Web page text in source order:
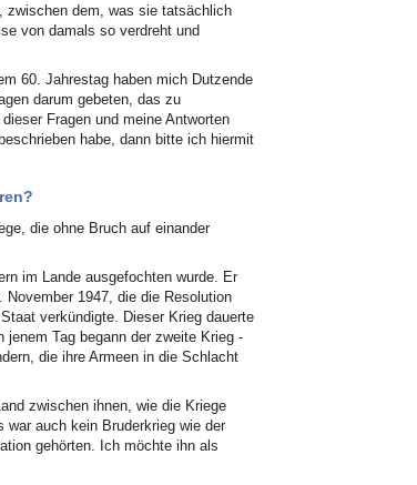
zwischen dem, was sie tatsächlich
von damals so verdreht und
60. Jahrestag haben mich Dutzende
darum gebeten, das zu
Fragen und meine Antworten
habe, dann bitte ich hiermit
die ohne Bruch auf einander
im Lande ausgefochten wurde. Er
November 1947, die die Resolution
verkündigte. Dieser Krieg dauerte
Tag begann der zweite Krieg -
die ihre Armeen in die Schlacht
zwischen ihnen, wie die Kriege
auch kein Bruderkrieg wie der
gehörten. Ich möchte ihn als